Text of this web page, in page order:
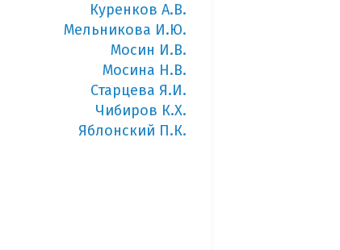
Куренков А.В.
Мельникова И.Ю.
Мосин И.В.
Мосина Н.В.
Старцева Я.И.
Чибиров К.Х.
Яблонский П.К.